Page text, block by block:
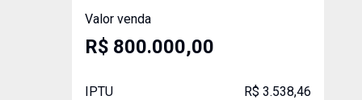
Valor venda
R$ 800.000,00
IPTU R$ 3.538,46